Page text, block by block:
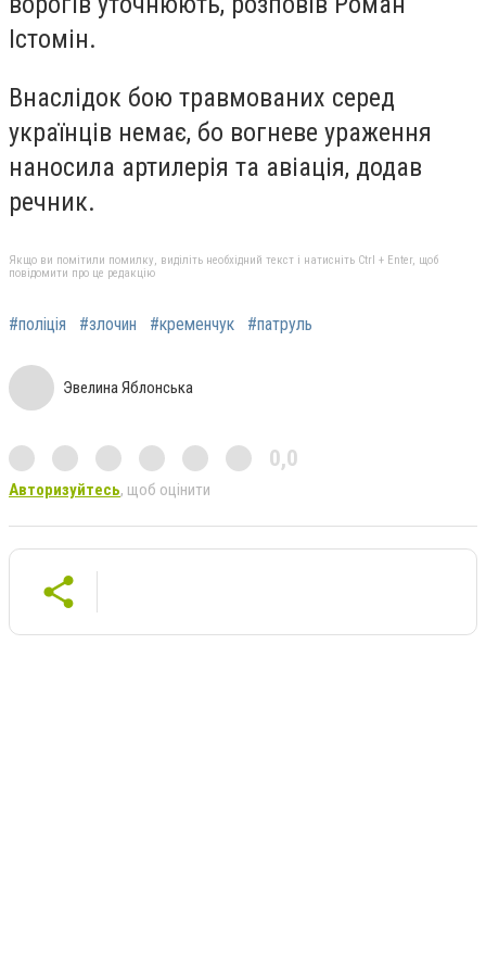
Істомін.
Внаслідок бою травмованих серед
українців немає, бо вогневе ураження
наносила артилерія та авіація, додав
речник.
Якщо ви помітили помилку, виділіть необхідний текст і натисніть Ctrl + Enter, щоб
повідомити про це редакцію
#поліція #злочин #кременчук #патруль
Эвелина Яблонська
0,0
Авторизуйтесь, щоб оцінити